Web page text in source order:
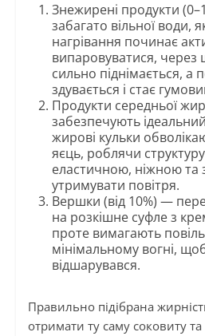
Знежирені продукти
забагато вільної води,
нагрівання починає
випаровуватися,
сильно піднімається, а
здувається і стає
Продукти середньої
забезпечують
жирові кульки
яєць, роблячи
еластичною, ніжною та
утримувати повітря.
Вершки (від 10%) —
на розкішне суфле з
проте вимагають
мінімальному вогні,
відшарувався.
Правильно підібрана
отримати ту саму соковиту та